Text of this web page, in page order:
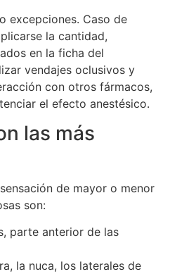
excepciones. Caso de
la cantidad,
en la ficha del
vendajes oclusivos y
con otros fármacos,
el efecto anestésico.
las más
de mayor o menor
son:
parte anterior de las
la nuca, los laterales de